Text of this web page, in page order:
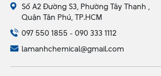
Số A2 Đường S3, Phường Tây Thạnh ,
Quận Tân Phú, TP.HCM
097 550 1855 - 090 333 1112
lamanhchemical@gmail.com